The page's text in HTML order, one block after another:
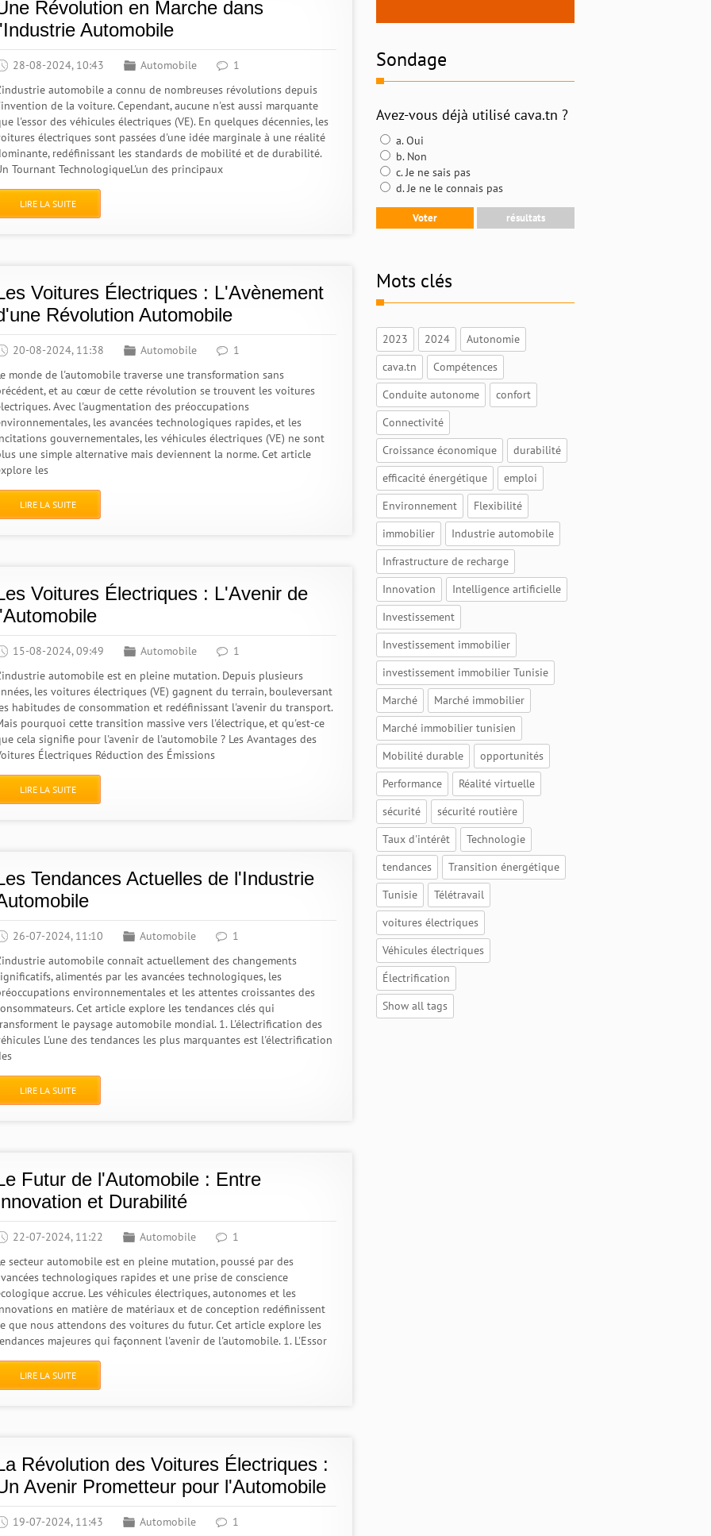
Révolution en Marche dans
Automobile
28-08-2024, 10:43 Automobile
1
automobile a connu de nombreuses révolutions depuis
de la voiture. Cependant, aucune n'est aussi marquante
l'essor des véhicules électriques (VE). En quelques décennies, les
électriques sont passées d'une idée marginale à une réalité
redéfinissant les standards de mobilité et de durabilité.
Tournant TechnologiqueL'un des principaux
LIRE LA SUITE
Voitures Électriques : L'Avènement
Révolution Automobile
20-08-2024, 11:38 Automobile
1
monde de l'automobile traverse une transformation sans
et au cœur de cette révolution se trouvent les voitures
Avec l'augmentation des préoccupations
les avancées technologiques rapides, et les
gouvernementales, les véhicules électriques (VE) ne sont
une simple alternative mais deviennent la norme. Cet article
les
LIRE LA SUITE
Voitures Électriques : L'Avenir de
15-08-2024, 09:49 Automobile
1
automobile est en pleine mutation. Depuis plusieurs
les voitures électriques (VE) gagnent du terrain, bouleversant
habitudes de consommation et redéfinissant l'avenir du transport.
pourquoi cette transition massive vers l'électrique, et qu'est-ce
cela signifie pour l'avenir de l'automobile ? Les Avantages des
Électriques Réduction des Émissions
LIRE LA SUITE
Tendances Actuelles de l'Industrie
26-07-2024, 11:10 Automobile
1
automobile connaît actuellement des changements
alimentés par les avancées technologiques, les
environnementales et les attentes croissantes des
Cet article explore les tendances clés qui
le paysage automobile mondial. 1. L'électrification des
L'une des tendances les plus marquantes est l'électrification
LIRE LA SUITE
Futur de l'Automobile : Entre
et Durabilité
22-07-2024, 11:22 Automobile
1
secteur automobile est en pleine mutation, poussé par des
technologiques rapides et une prise de conscience
accrue. Les véhicules électriques, autonomes et les
en matière de matériaux et de conception redéfinissent
que nous attendons des voitures du futur. Cet article explore les
majeures qui façonnent l'avenir de l'automobile. 1. L'Essor
LIRE LA SUITE
Révolution des Voitures Électriques :
Avenir Prometteur pour l'Automobile
19-07-2024, 11:43 Automobile 1
Sondage
Avez-vous déjà utilisé cava.tn ?
a. Oui
b. Non
c. Je ne sais pas
d. Je ne le connais pas
Mots clés
2023 2024
Autonomie
cava.tn
Compétences
Conduite autonome
confort
Connectivité
Croissance économique
durabilité
efficacité énergétique
emploi
Environnement
Flexibilité
immobilier
Industrie automobile
Infrastructure de recharge
Innovation
Intelligence artificielle
Investissement
Investissement immobilier
investissement immobilier Tunisie
Marché
Marché immobilier
Marché immobilier tunisien
Mobilité durable
opportunités
Performance
Réalité virtuelle
sécurité
sécurité routière
Taux d'intérêt
Technologie
tendances
Transition énergétique
Tunisie
Télétravail
voitures électriques
Véhicules électriques
Électrification
Show all tags